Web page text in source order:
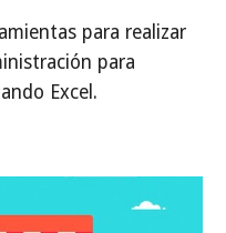
para realizar
para
Excel.